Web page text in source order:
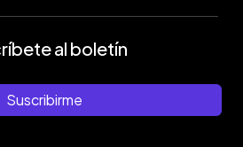
al boletín
Suscribirme